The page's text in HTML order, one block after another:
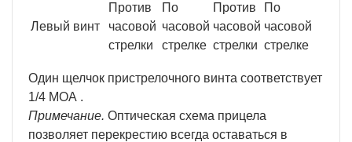
Левый винт
Против
часовой
стрелки
По
часовой
стрелке
Против
часовой
стрелки
По
часовой
стрелке
Один щелчок пристрелочного винта соответствует
1/4 МОА .
Примечание. Оптическая схема прицела
позволяет перекрестию всегда оставаться в